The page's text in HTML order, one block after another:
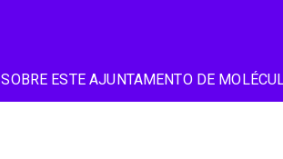
SOBRE ESTE AJUNTAMENTO DE